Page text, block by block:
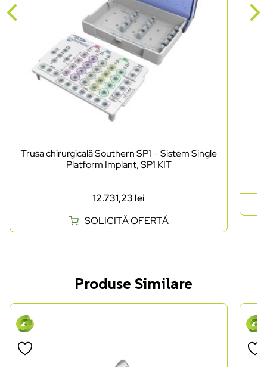
Trusa chirurgicală Southern SP1 – Sistem Single
Platform Implant, SP1 KIT
12.731,23 lei
SOLICITĂ OFERTĂ
Produse Similare